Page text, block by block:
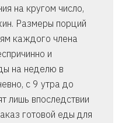
на кругом число,
Размеры порций
каждого члена
и
на неделю в
с 9 утра до
лишь впоследствии
готовой еды для